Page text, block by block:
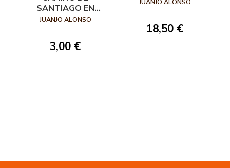
SANTIAGO EN
MOUNTAIN BIKE
JUBILAR
JUANJO ALONSO
3,00 €
PROT
JUANJO ALONSO
18,50 €